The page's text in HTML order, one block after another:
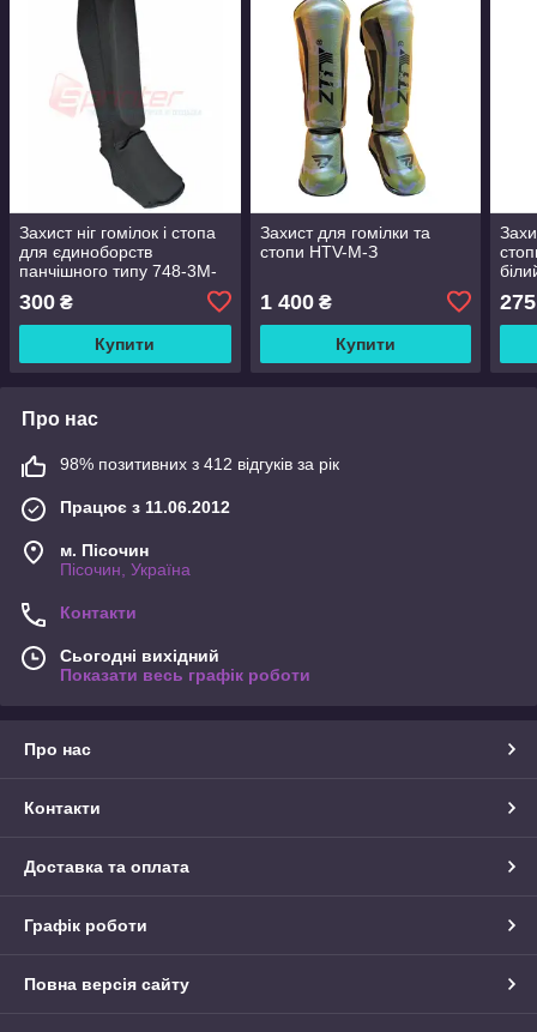
Захист ніг гомілок і стопа
для єдиноборств
панчішного типу 748-3М-
300 ₴
Купити
Захист для гомілки та
стопи HTV-М-З
1 400₴
Купити
275
Про нас
98% позитивних з 412 відгуків за рік
Працює з 11.06.2012
м. Пісочин
Пісочин, Україна
Контакти
Сьогодні вихідний
Показати весь графік роботи
Про нас
Контакти
Доставка та оплата
Графік роботи
Повна версія сайту